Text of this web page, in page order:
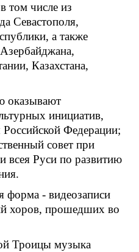
том числе из
Севастополя,
а также
Казахстана,
оказывают
инициатив,
Федерации;
совет при
всея Руси по развитию
форма - видеозаписи
хоров, прошедших во
Троицы музыка